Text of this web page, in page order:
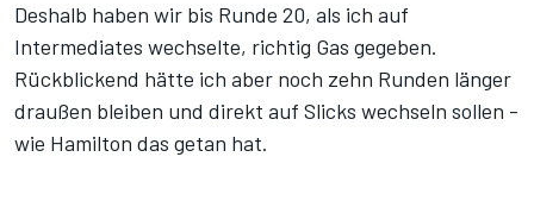
Deshalb haben wir bis Runde 20, als ich auf
Intermediates wechselte, richtig Gas gegeben.
Rückblickend hätte ich aber noch zehn Runden länger
draußen bleiben und direkt auf Slicks wechseln sollen -
wie Hamilton das getan hat.